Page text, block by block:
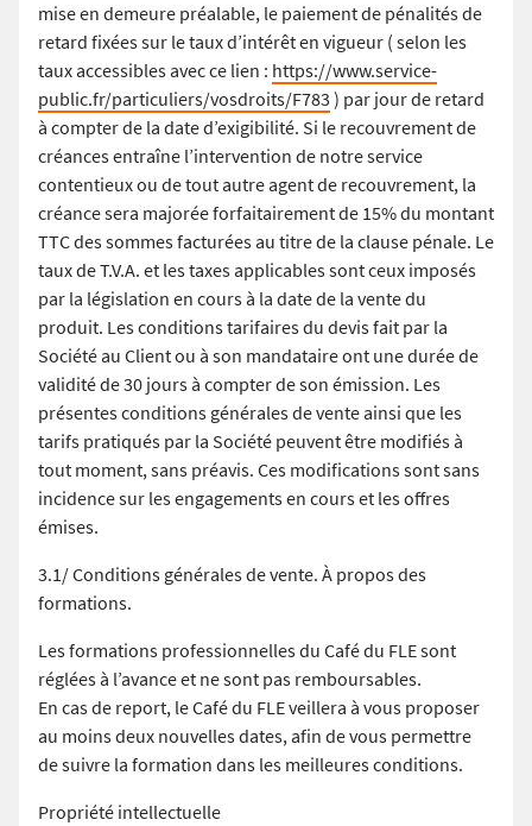
mise en demeure préalable, le paiement de pénalités de
retard fixées sur le taux d’intérêt en vigueur ( selon les
taux accessibles avec ce lien : https://www.service-
public.fr/particuliers/vosdroits/F783 ) par jour de retard
à compter de la date d’exigibilité. Si le recouvrement de
créances entraîne l’intervention de notre service
contentieux ou de tout autre agent de recouvrement, la
créance sera majorée forfaitairement de 15% du montant
TTC des sommes facturées au titre de la clause pénale. Le
taux de T.V.A. et les taxes applicables sont ceux imposés
par la législation en cours à la date de la vente du
produit. Les conditions tarifaires du devis fait par la
Société au Client ou à son mandataire ont une durée de
validité de 30 jours à compter de son émission. Les
présentes conditions générales de vente ainsi que les
tarifs pratiqués par la Société peuvent être modifiés à
tout moment, sans préavis. Ces modifications sont sans
incidence sur les engagements en cours et les offres
émises.
3.1/ Conditions générales de vente. À propos des
formations.
Les formations professionnelles du Café du FLE sont
réglées à l’avance et ne sont pas remboursables.
En cas de report, le Café du FLE veillera à vous proposer
au moins deux nouvelles dates, afin de vous permettre
de suivre la formation dans les meilleures conditions.
Propriété intellectuelle